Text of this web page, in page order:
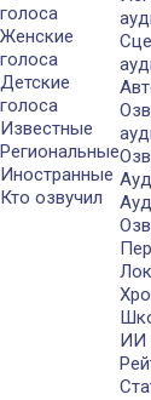
голоса
Женские
голоса
Детские
голоса
Известные
Региональные
Иностранные
Кто озвучил
ИИ